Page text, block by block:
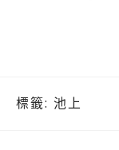
標籤: 池上